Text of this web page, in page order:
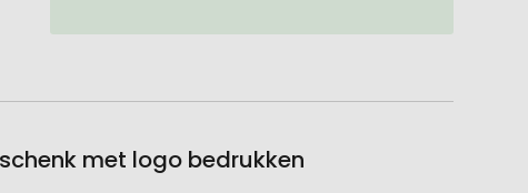
met logo bedrukken